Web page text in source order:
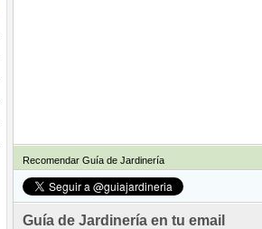
Recomendar Guía de Jardinería
Guía de Jardinería en tu email